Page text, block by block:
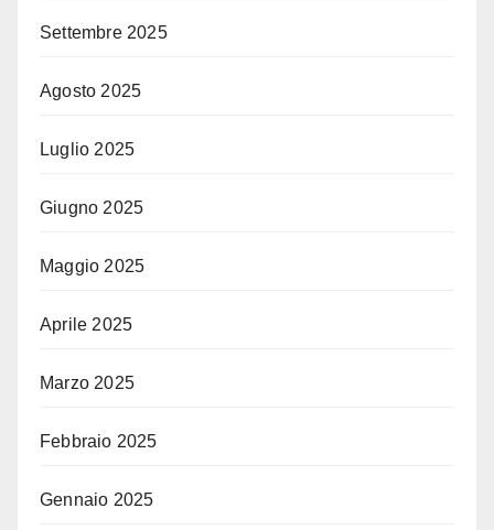
Settembre 2025
Agosto 2025
Luglio 2025
Giugno 2025
Maggio 2025
Aprile 2025
Marzo 2025
Febbraio 2025
Gennaio 2025